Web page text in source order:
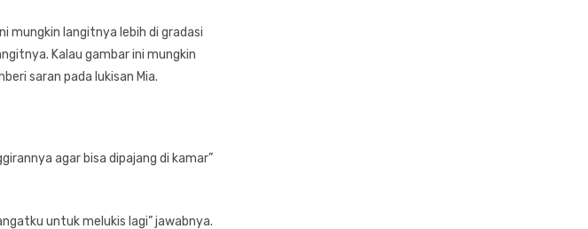
mungkin langitnya lebih di gradasi
Kalau gambar ini mungkin
saran pada lukisan Mia.
agar bisa dipajang di kamar”
untuk melukis lagi” jawabnya.